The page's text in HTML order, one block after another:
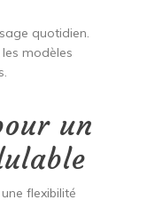
quotidien.
modèles
un
flexibilité